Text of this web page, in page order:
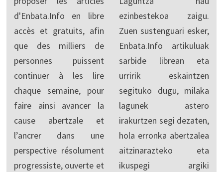
d'Enbata.Info en libre
accès et gratuits, afin
que des milliers de
personnes puissent
continuer à les lire
chaque semaine, pour
faire ainsi avancer la
cause abertzale et
l’ancrer dans une
perspective résolument
progressiste, ouverte et
ezinbestekoa zaigu.
Zuen sustenguari esker,
Enbata.Info artikuluak
sarbide librean eta
urririk eskaintzen
segituko dugu, milaka
lagunek astero
irakurtzen segi dezaten,
hola erronka abertzalea
aitzinarazteko eta
ikuspegi argiki